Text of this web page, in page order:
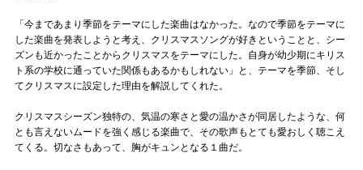
「今まであまり季節をテーマにした楽曲はなかった。なので季節をテーマに
した楽曲を発表しようと考え、クリスマスソングが好きということと、シー
ズンも近かったことからクリスマスをテーマにした。自身が幼少期にキリス
ト系の学校に通っていた関係もあるかもしれない」と、テーマを季節、そし
てクリスマスに設定した理由を解説してくれた。
クリスマスシーズン独特の、気温の寒さと愛の温かさが同居したような、何
とも言えないムードを強く感じる楽曲で、その歌声もとても愛おしく聴こえ
てくる。切なさもあって、胸がキュンとなる１曲だ。